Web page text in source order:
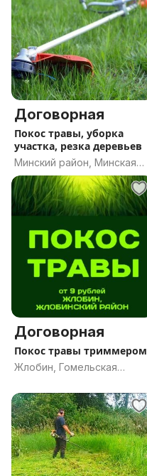
Договорная
Покос травы, уборка
участка, резка деревьев
Минский район, Минская
область
Договорная
Покос травы триммером
Жлобин, Гомельская